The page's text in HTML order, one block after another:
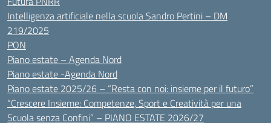
Intelligenza artificiale nella scuola Sandro Pertini – DM
219/2025
PON
Piano estate – Agenda Nord
Piano estate -Agenda Nord
Piano estate 2025/26 – “Resta con noi: insieme per il futuro”
“Crescere Insieme: Competenze, Sport e Creatività per una
Scuola senza Confini” – PIANO ESTATE 2026/27